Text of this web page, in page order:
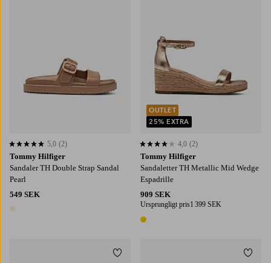
Tommy Hilfiger
Sandaler TH Double Strap Sandal
Pearl
549 SEK
1 färg
5,0 baserat på 2 st betyg
5,0 (2)
Tommy Hilfiger
Sandaletter TH Metallic Mid Wedge
Espadrille
909 SEK
Ursprungligt pris1 399 SEK
1 färg
4,0 baserat på 2 st betyg
4,0 (2)
OUTLET
25% EXTRA
Lägg till i favoriter